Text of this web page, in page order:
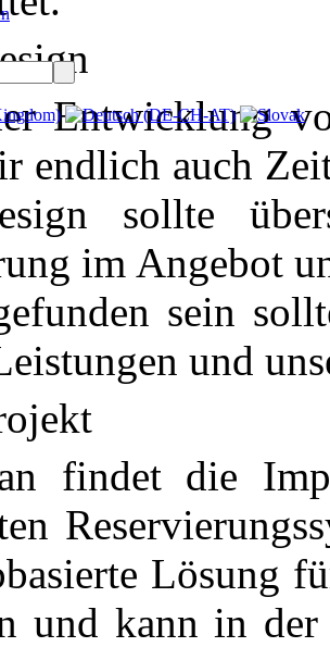
Entwicklung
endlich auch
sollte
im Angebot
sein
und
findet die
Lösung
und kann in